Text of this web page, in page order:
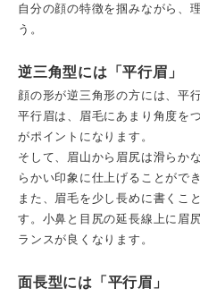
自分の顔の特徴を掴みながら、
う。
逆三角型には「平行眉」
顔の形が逆三角形の方には、平
平行眉は、眉毛にあまり角度を
がポイントになります。
そして、眉山から眉尻は滑らか
らかい印象に仕上げることができ
また、眉毛を少し長めに書くこ
す。小鼻と目尻の延長線上に眉
ランスが良くなります。
面長型には「平行眉」